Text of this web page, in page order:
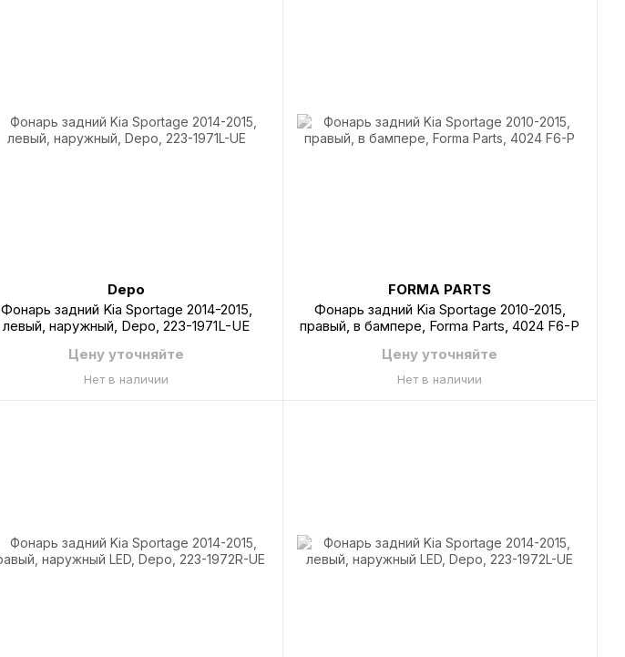
Depo
Фонарь задний Kia Sportage 2014-2015,
левый, наружный, Depo, 223-1971L-UE
Цену уточняйте
Нет в наличии
FORMA PARTS
Фонарь задний Kia Sportage 2010-2015,
правый, в бампере, Forma Parts, 4024 F6-P
Цену уточняйте
Нет в наличии